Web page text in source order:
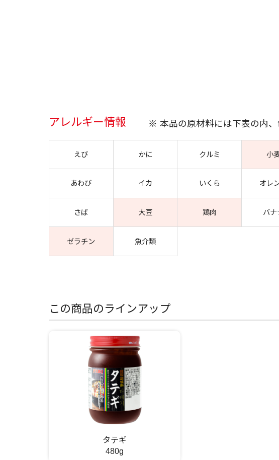
アレルギー情報 ※ 本品の原材料には下表の内、
えび かに クルミ 小
あわび イカ いくら オレ
さば 大豆 鶏肉 バナ
ゼラチン 魚介類
この商品のラインアップ
タテギ
480g